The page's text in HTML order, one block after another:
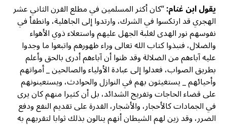
يقول ابن غنام:“كان أكثر المسلمين في مطلع القرن الثاني عشر
الهجري قد ارتكسوا في الشرك، وارتدوا إلى الجاهلية، وانطفأ في
نفوسهم نور الهدى لغلبة الجهل عليهم واستعلاء ذوي الأهواء
والضلال، فنبذوا كتاب الله تعالى وراء ظهورهم واتبعوا ما وجدوا
عليه آباءهم من الضلالة وقد ظنوا أن آباءهم أدرى بالحق وأعلم
بطريق الصواب، فعدلوا إلى عبادة الأولياء والصالحين _ أمواتهم
وأحيائهم _ يستغيثون بهم في النوازل والحوادث، ويستعينونهم
على قضاء الحاجات وتفريج الشدائد، بل أن كثيرا منهم كان يرى
في الجمادات كالأحجار، والأشجار، القدرة على تقديم النفع ودفع
الضرر، وقد زين لهم الشيطان أنهم ينالون بذلك ثوابا لتقربهم به